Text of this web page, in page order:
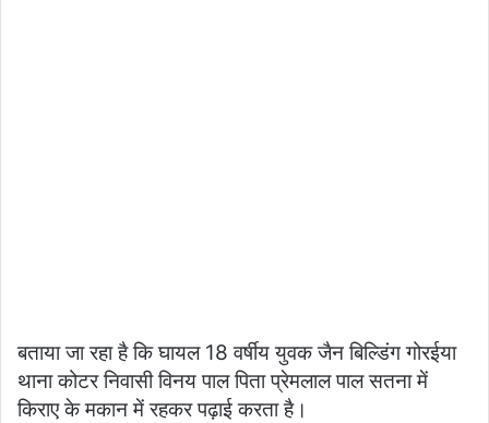
बताया जा रहा है कि घायल 18 वर्षीय युवक जैन बिल्डिंग गोरईया
थाना कोटर निवासी विनय पाल पिता प्रेमलाल पाल सतना में
किराए के मकान में रहकर पढ़ाई करता है।